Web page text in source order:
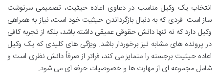
انتخاب یک وکیل مناسب در دعاوی اعاده حیثیت، تصمیمی سرنوشت
ساز است. فردی که به دنبال بازگرداندن حیثیت خود است، نیاز به همراهی
وکیل دارد که نه تنها دانش حقوقی عمیقی داشته باشد، بلکه از تجربه کافی
در پرونده های مشابه نیز برخوردار باشد. ویژگی های کلیدی که یک وکیل
اعاده حیثیت برجسته را متمایز می کند، فراتر از صرفاً دانش نظری است و
شامل مجموعه ای از مهارت ها و خصوصیات حرفه ای می شود.